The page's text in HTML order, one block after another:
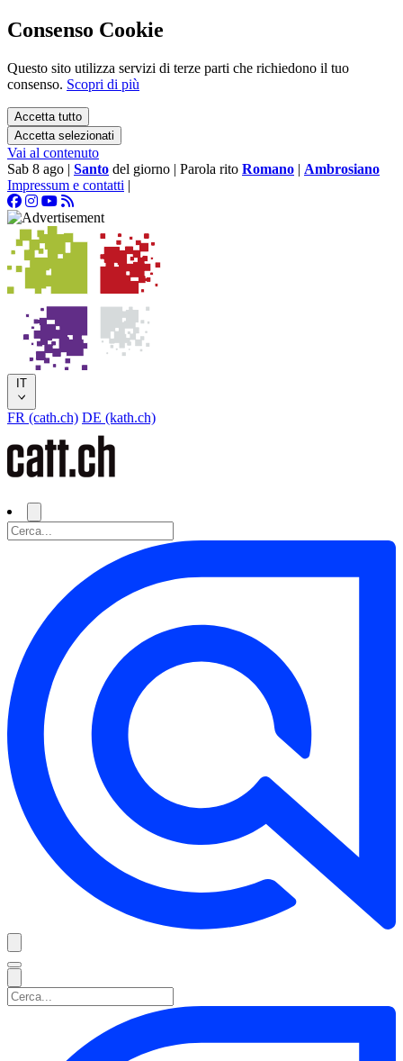
Consenso Cookie
Questo sito utilizza servizi di terze parti che richiedono il tuo
consenso. Scopri di più
Accetta tutto
Accetta selezionati
Vai al contenuto
Sab 8 ago | Santo del giorno | Parola rito Romano | Ambrosiano
Impressum e contatti |
IT
FR (cath.ch) DE (kath.ch)